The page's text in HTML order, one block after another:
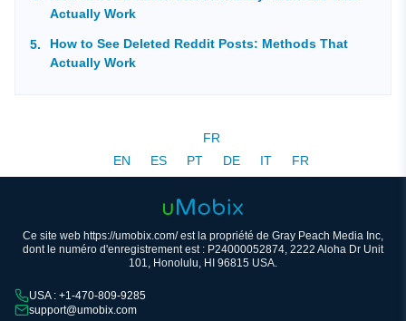
Actually Work
How to See Deleted Reddit Posts: Methods That
Actually Work
FR
EN
ES PT DE IT FR
Ce site web https://umobix.com/ est la propriété de Gray Peach Media Inc,
dont le numéro d'enregistrement est : P24000052874, 2222 Aloha Dr Unit
101, Honolulu, HI 96815 USA.
USA : +1-470-809-9285
support@umobix.com